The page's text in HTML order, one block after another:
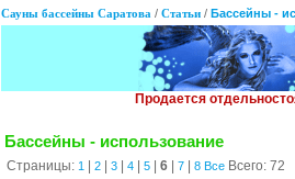
Сауны бассейны Саратова / Статьи / Бассейны -
Бассейны - использование
Страницы: 1 2 3 4 5 6 7 8 Все Всего: 72